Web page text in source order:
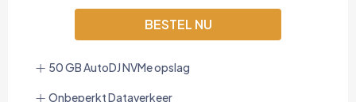
BESTEL NU
50 GB AutoDJ NVMe opslag
Onbeperkt Dataverkeer